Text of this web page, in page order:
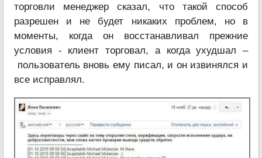
торговли менеджер сказал, что такой способ
разрешен и не будет никаких проблем, но в
моменты, когда он восстанавливал прежние
условия - клиент торговал, а когда ухудшал –
пользователь вновь ему писал, и он извинялся и
все исправлял.